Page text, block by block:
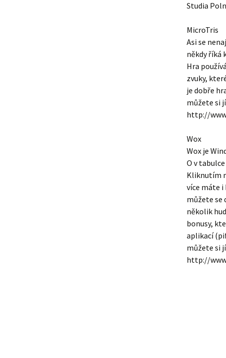
Studia
MicroTris
Asi se
někdy říká
Hra
zvuky,
je dobře
můžete si
http://
Wox
Wox je
O v
Kliknutím
více máte i
můžete se
několik
bonusy,
aplikací
můžete si
http://